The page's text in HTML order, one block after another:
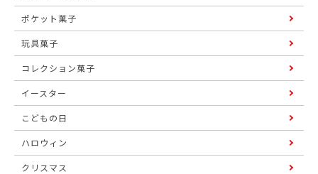
ポケット菓子
玩具菓子
コレクション菓子
イースター
こどもの日
ハロウィン
クリスマス